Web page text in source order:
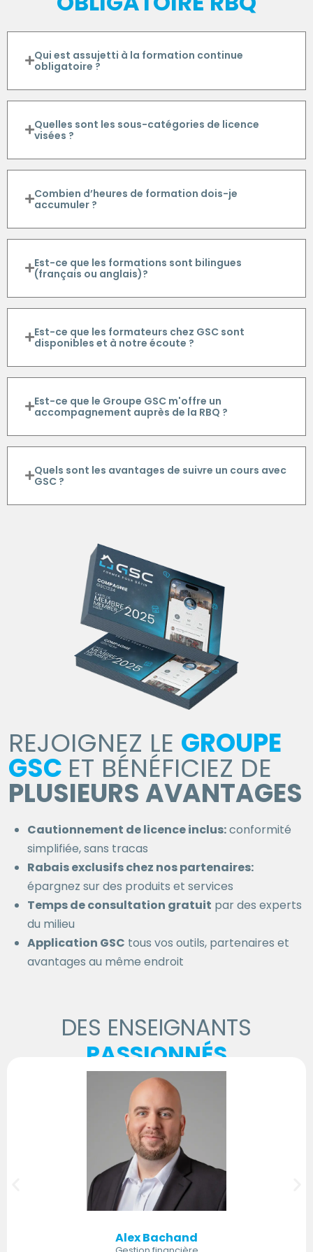
Qui est assujetti à la formation continue
obligatoire ?
Quelles sont les sous-catégories de licence
visées ?
Combien d’heures de formation dois-je
accumuler ?
Est-ce que les formations sont bilingues
(français ou anglais)?
Est-ce que les formateurs chez GSC sont
disponibles et à notre écoute ?
Est-ce que le Groupe GSC m'offre un
accompagnement auprès de la RBQ ?
Quels sont les avantages de suivre un cours avec
GSC ?
REJOIGNEZ LE GROUPE
GSC ET BÉNÉFICIEZ DE
PLUSIEURS AVANTAGES
Cautionnement de licence inclus:conformité
simplifiée, sans tracas
Rabais exclusifs chez nos partenaires:
épargnez sur des produits et services
Temps de consultation gratuit par des experts
du milieu
Application GSC tous vos outils, partenaires et
avantages au même endroit
DES ENSEIGNANTS
PASSIONNÉS
Alex Bachand